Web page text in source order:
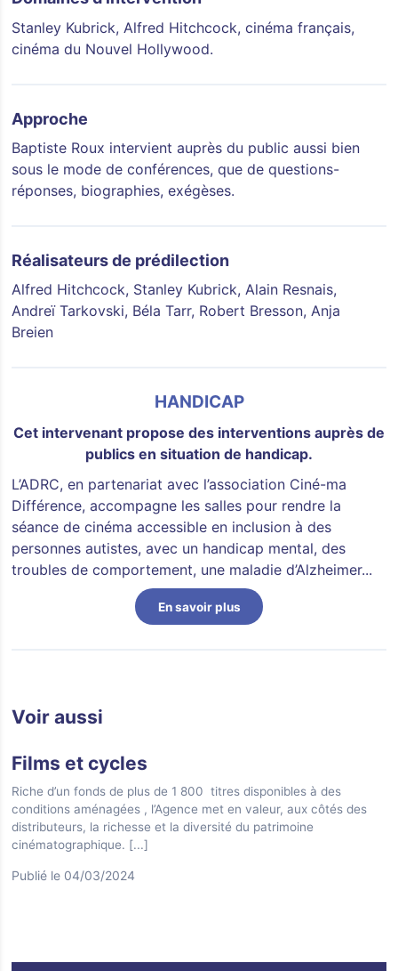
Stanley Kubrick, Alfred Hitchcock, cinéma français,
cinéma du Nouvel Hollywood.
Approche
Baptiste Roux intervient auprès du public aussi bien
sous le mode de conférences, que de questions-
réponses, biographies, exégèses.
Réalisateurs de prédilection
Alfred Hitchcock, Stanley Kubrick, Alain Resnais,
Andreï Tarkovski, Béla Tarr, Robert Bresson, Anja
Breien
HANDICAP
Cet intervenant propose des interventions auprès de
publics en situation de handicap.
L’ADRC, en partenariat avec l’association Ciné-ma
Différence, accompagne les salles pour rendre la
séance de cinéma accessible en inclusion à des
personnes autistes, avec un handicap mental, des
troubles de comportement, une maladie d’Alzheimer...
En savoir plus
Voir aussi
Films et cycles
Riche d’un fonds de plus de 1 800 titres disponibles à des
conditions aménagées , l’Agence met en valeur, aux côtés des
distributeurs, la richesse et la diversité du patrimoine
cinématographique. [...]
Publié le 04/03/2024